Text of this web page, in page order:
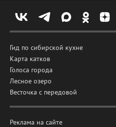
Гид по сибирской кухне
Карта катков
Голоса города
Лесное озеро
Весточка с передовой
Реклама на сайте